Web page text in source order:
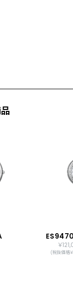
1年以内にMY
￥
(税抜価格